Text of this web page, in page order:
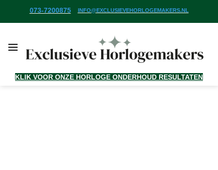
073-7200875 INFO@EXCLUSIEVEHORLOGEMAKERS.NL
KLIK VOOR ONZE HORLOGE ONDERHOUD RESULTATEN